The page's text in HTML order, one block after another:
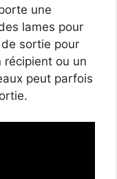
une
lames pour
sortie pour
récipient ou un
peut parfois